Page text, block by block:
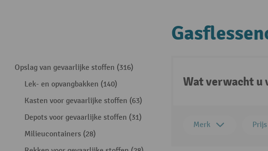
Opslag van gevaarlijke stoffen (316)
Lek- en opvangbakken (140)
Kasten voor gevaarlijke stoffen (63)
Depots voor gevaarlijke stoffen (31)
Milieucontainers (28)
Wat verwacht u
Merk Prijs